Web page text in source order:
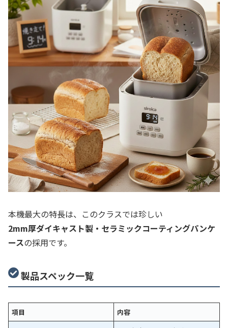
本機最大の特長は、このクラスでは珍しい
2mm厚ダイキャスト製・セラミックコーティングパンケ
ースの採用です。
製品スペック一覧
項目
内容